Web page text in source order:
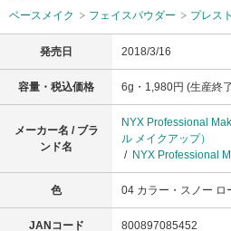
ベースメイク
フェイスパウダー プレス
発売日 2018/3/16
容量・税込価格 6g・1,980円 (生産終
メーカー名 / ブラ
ンド名
NYX Professional
ル メイクアップ）
/ NYX Professional
色 04 カラー・スノー ロ
JANコード 800897085452